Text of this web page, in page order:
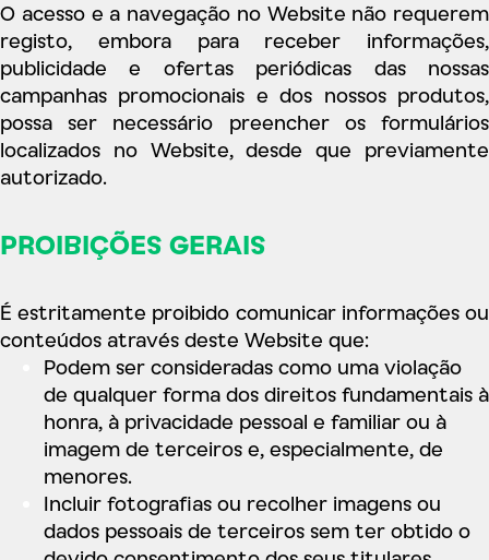
O acesso e a navegação no Website não requerem
registo, embora para receber informações,
publicidade e ofertas periódicas das nossas
campanhas promocionais e dos nossos produtos,
possa ser necessário preencher os formulários
localizados no Website, desde que previamente
autorizado.
PROIBIÇÕES GERAIS
É estritamente proibido comunicar informações ou
conteúdos através deste Website que:
Podem ser consideradas como uma violação
de qualquer forma dos direitos fundamentais à
honra, à privacidade pessoal e familiar ou à
imagem de terceiros e, especialmente, de
menores.
Incluir fotografias ou recolher imagens ou
dados pessoais de terceiros sem ter obtido o